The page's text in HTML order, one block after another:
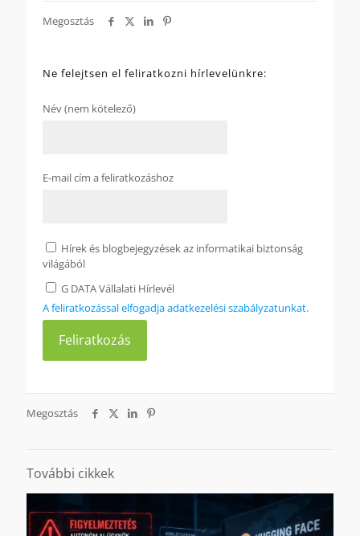
Megosztás
Ne felejtsen el feliratkozni hírlevelünkre:
Név (nem kötelező)
E-mail cím a feliratkozáshoz
Hírek és blogbejegyzések az informatikai biztonság
világából
G DATA Vállalati Hírlevél
A feliratkozással elfogadja adatkezelési szabályzatunkat.
Megosztás
További cikkek